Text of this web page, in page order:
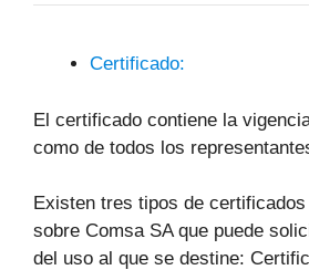
Certificado:
El certificado contiene la
como de todos los
Existen tres tipos de
sobre Comsa SA que puede
del uso al que se destine: